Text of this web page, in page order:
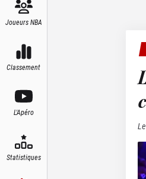
Joueurs NBA
Classement
L'Apéro
Statistiques
Le